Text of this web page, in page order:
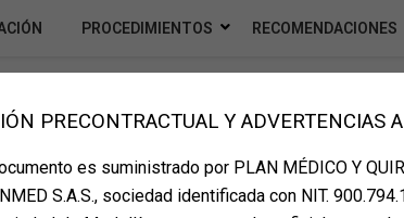
PROCEDIMIENTOS RECOMENDACIONES
POSTQUIRÚRGICAS
de senos, es una cirugía que requiere
PRECONTRACTUAL Y ADVERTENCIAS
es suministrado por PLAN MÉDICO Y
S.A.S., sociedad identificada con NIT.